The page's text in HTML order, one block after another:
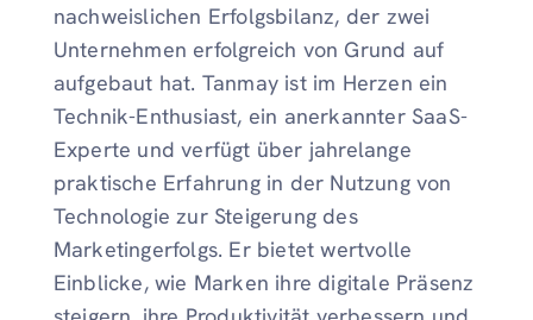
nachweislichen Erfolgsbilanz, der zwei
Unternehmen erfolgreich von Grund auf
aufgebaut hat. Tanmay ist im Herzen ein
Technik-Enthusiast, ein anerkannter SaaS-
Experte und verfügt über jahrelange
praktische Erfahrung in der Nutzung von
Technologie zur Steigerung des
Marketingerfolgs. Er bietet wertvolle
Einblicke, wie Marken ihre digitale Präsenz